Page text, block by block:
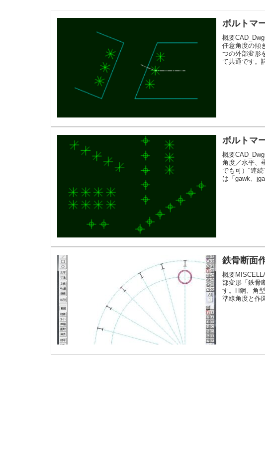
ボルトマ
概要
任意角度の傾
つの外部変形
て共通です。
ボルトマ
概要
角度／水平
でも可）"連
は「gawk、
鉄骨断面
概要
部変形「鉄骨
す。H鋼、角
準線角度と作